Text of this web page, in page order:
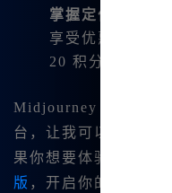
掌握定价策略
：
享受优惠和积分
20 积分的奖励，
Midjourney 中文绘画
台，让我可以在艺术
果你想要体验这一切
版 ，开启你的创作之